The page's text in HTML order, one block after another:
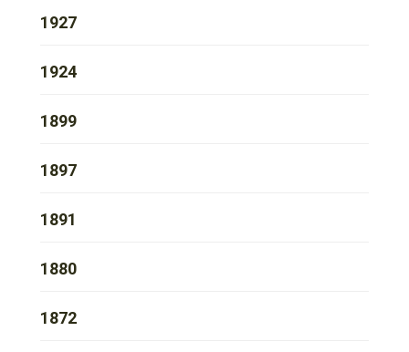
1927
1924
1899
1897
1891
1880
1872